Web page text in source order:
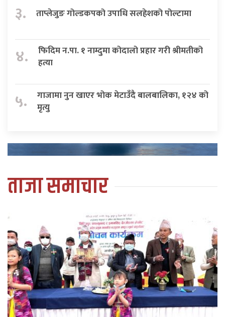
३. ताप्लेजुङ गोल्डकपको उपाधि सलहेशको पोल्टामा
४.
फिदिम न.पा. १ नाम्दुमा कोदालो प्रहार गरी श्रीमतीको
हत्या
५.
गाजामा नुन खाएर भोक मेटाउँदै बालबालिका, १२४ को
मृत्यु
ताजा समाचार